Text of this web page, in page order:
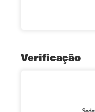
Verificação